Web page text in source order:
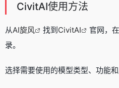
CivitAI使用方法
从AI旋风 找到 CivitAI
官网，
录。
选择需要使用的模型类型、功能和